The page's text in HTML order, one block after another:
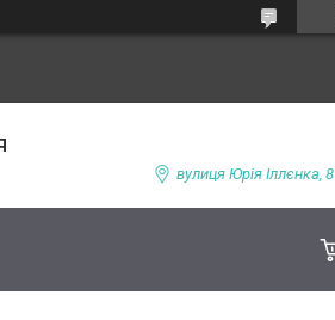
вулиця Юрія Іллєнка,